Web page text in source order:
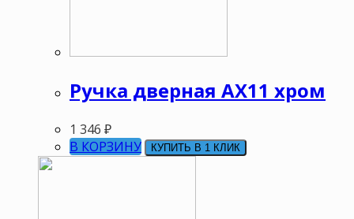
Ручка дверная АХ11 хром
1 346 ₽
В КОРЗИНУ
КУПИТЬ В 1 КЛИК